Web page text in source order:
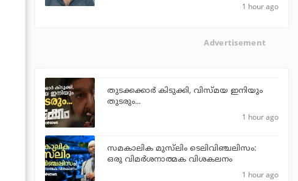
1 hour ago
Advertisement
തുടക്കക്കാര്‍ കിടുക്കി, വിസ്മയ ഇനിയും
തുടരും...
1 hour ago
സമകാലിക മുസ്‌ലിം ടെലിവിഞ്ചലിസം:
ഒരു വിമര്‍ശനാത്മക വിശകലനം
1 hour ago